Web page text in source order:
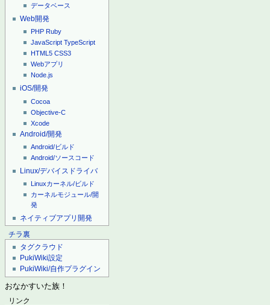
データベース
Web開発
PHP Ruby
JavaScript TypeScript
HTML5 CSS3
Webアプリ
Node.js
iOS/開発
Cocoa
Objective-C
Xcode
Android/開発
Android/ビルド
Android/ソースコード
Linux/デバイスドライバ
Linuxカーネル/ビルド
カーネルモジュール/開
発
ネイティブアプリ開発
チラ裏
タグクラウド
PukiWiki設定
PukiWiki/自作プラグイン
おなかすいた族！
リンク